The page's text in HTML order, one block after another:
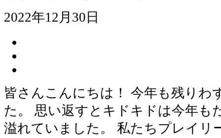
2022年12月30日
皆さんこんにちは！ 今年も残りわ
た。 思い返すとキドキドは今年も
溢れていました。 私たちプレイリ